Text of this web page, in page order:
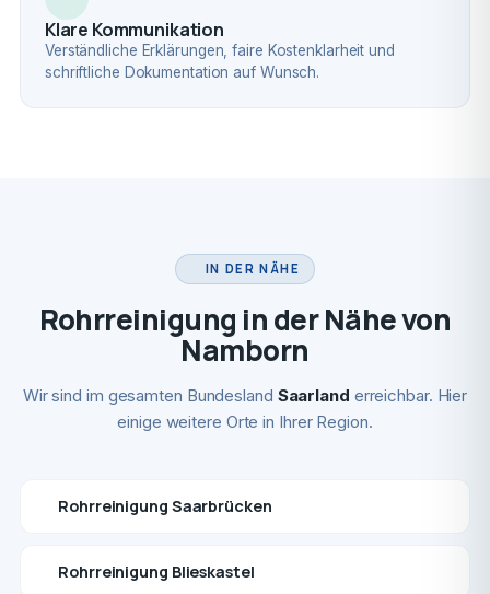
Klare Kommunikation
Verständliche Erklärungen, faire Kostenklarheit und
schriftliche Dokumentation auf Wunsch.
IN DER NÄHE
Rohrreinigung in der Nähe von
Namborn
Wir sind im gesamten Bundesland Saarland erreichbar. Hier
einige weitere Orte in Ihrer Region.
Rohrreinigung Saarbrücken
Rohrreinigung Blieskastel